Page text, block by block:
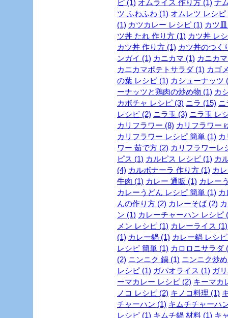
ピ (1) オムライス 作り方 (1) ナ
ツ ふわふわ (1) オムレツ レシピ
(1) カツカレー レシピ (1) カツ
ツ丼 たれ 作り方 (1) カツ丼 レ
カツ丼 作り方 (1) カツ丼のつく
ンガイ (1) カニカマ (1) カニカ
カニカマポテトサラダ (1) カゴ
の葉 レシピ (1) カシューナッツ
ーナッツと鶏肉の炒め物 (1) カ
カボチャ レシピ (3) ニラ (15) ニ
レシピ (2) ニラ玉 (3) ニラ玉 レ
カリフラワー (8) カリフラワー
カリフラワー レシピ 簡単 (1)
ワー 茹で方 (2) カリフラワーレ
ピス (1) カルピス レシピ (1) カ
(4) カルボナーラ 作り方 (1) カ
牛肉 (1) カレー 通販 (1) カレー
カレーうどん レシピ 簡単 (1)
んの作り方 (2) カレーそば (2)
ン (1) カレーチャーハン レシピ
メン レシピ (1) カレーライス (1)
(1) カレー鍋 (1) カレー鍋 レシ
レシピ 簡単 (1) カロロニサラダ
(2) ニンニク 鍋 (1) ニンニク炒
レシピ (1) ガパオライス (1) ガ
ーマカレー レシピ (2) キーマカ
ノコ レシピ (2) キノコ料理 (1)
チャーハン (1) キムチチャーハ
レシピ (1) キムチ鍋 材料 (1) キ